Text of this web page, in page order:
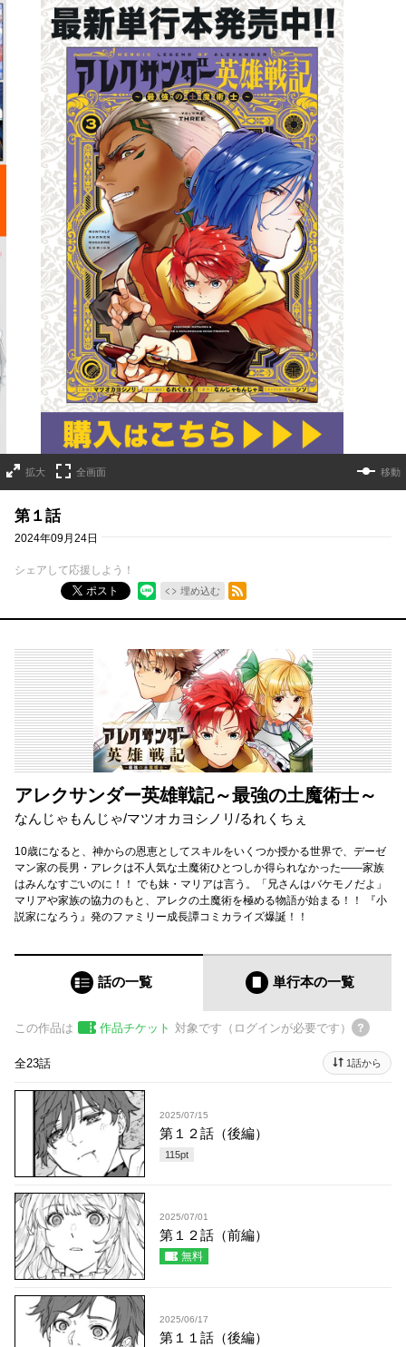
詳細ページへのリンク
拡大 全画面 移動
第１話
2024年09月24日
シェアして応援しよう！
ポスト
埋め込む
RSSフィード
アレクサンダー英雄戦記～最強の土魔術士～
なんじゃもんじゃ/マツオカヨシノリ /るれくちぇ
10歳になると、神からの恩恵としてスキルをいくつか授かる世界で、デーゼ
マン家の長男・アレクは不人気な土魔術ひとつしか得られなかった――家族
はみんなすごいのに！！ でも妹・マリアは言う。「兄さんはバケモノだよ」
マリアや家族の協力のもと、アレクの土魔術を極める物語が始まる！！ 『小
説家になろう』発のファミリー成長譚コミカライズ爆誕！！
話の一覧 単行本の一覧
この作品は 作品チケット 対象です（ログインが必要です）
全23話 1話から
2025/07/15
第１２話（後編）
115pt
2025/07/01
第１２話（前編）
無料
2025/06/17
第１１話（後編）